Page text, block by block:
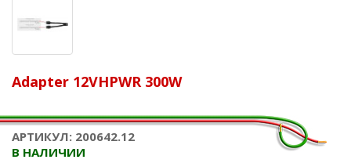
Adapter 12VHPWR 300W
АРТИКУЛ: 200642.12
В НАЛИЧИИ